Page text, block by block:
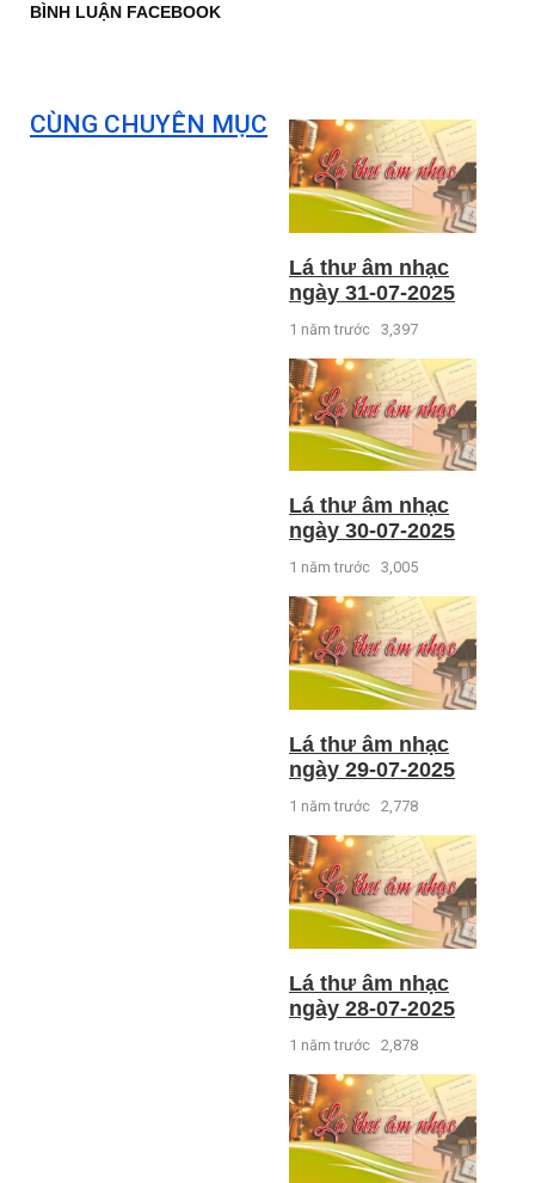
BÌNH LUẬN FACEBOOK
CÙNG CHUYÊN MỤC
Lá thư âm nhạc
ngày 31-07-2025
1 năm trước 3,397
Lá thư âm nhạc
ngày 30-07-2025
1 năm trước 3,005
Lá thư âm nhạc
ngày 29-07-2025
1 năm trước 2,778
Lá thư âm nhạc
ngày 28-07-2025
1 năm trước 2,878